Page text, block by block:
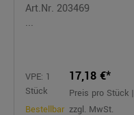
Art.Nr. 203469
...
VPE: 1
Stück
Bestellbar
17,18 €*
Preis pro Stück |
zzgl. MwSt.